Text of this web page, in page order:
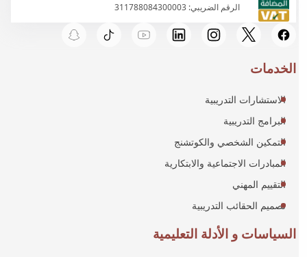
الرقم الضريبي: 311788084300003
الخدمات
الاستشارات التدريبية
البرامج التدريبية
التمكين الشخصي والكوتشنج
المبادرات الاجتماعية والابتكارية
التقييم المهني
تصميم الحقائب التدريبية
السياسات و الأدلة التعليمية